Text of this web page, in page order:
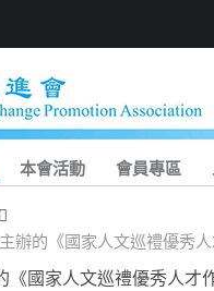
本會活動 會員專區
辦的《國家人文巡禮優秀
《國家人文巡禮優秀人才